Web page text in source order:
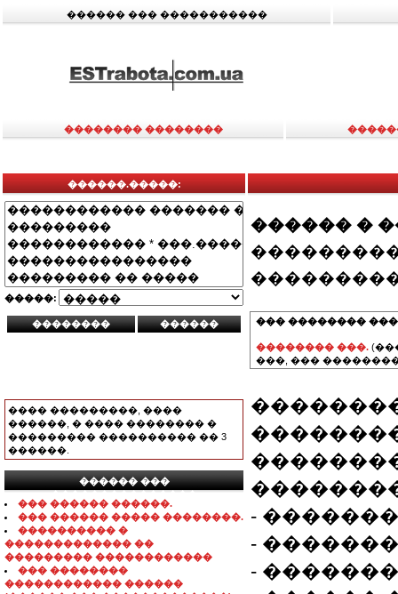
������ ��� �����������
�������� ��������
������.�����:
�����:
���� ���������, ����
������, � ���� �������� �
��������� ���������� �� 3
������.
������ ���
���������������
��� ������ ������.
��� ������ ����� ��������.
���������� �
������������� ��
��������� ������������
��� ��������
������������ ������
������ �
��� ��������
�������� ���.
���, ���
-
-
-